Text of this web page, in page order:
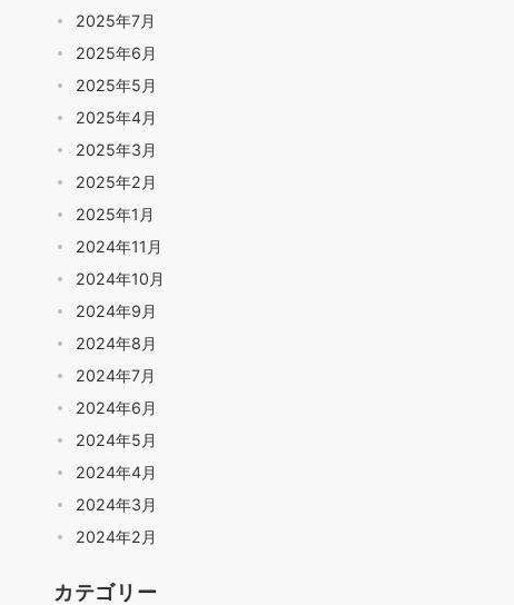
2025年7月
2025年6月
2025年5月
2025年4月
2025年3月
2025年2月
2025年1月
2024年11月
2024年10月
2024年9月
2024年8月
2024年7月
2024年6月
2024年5月
2024年4月
2024年3月
2024年2月
カテゴリー